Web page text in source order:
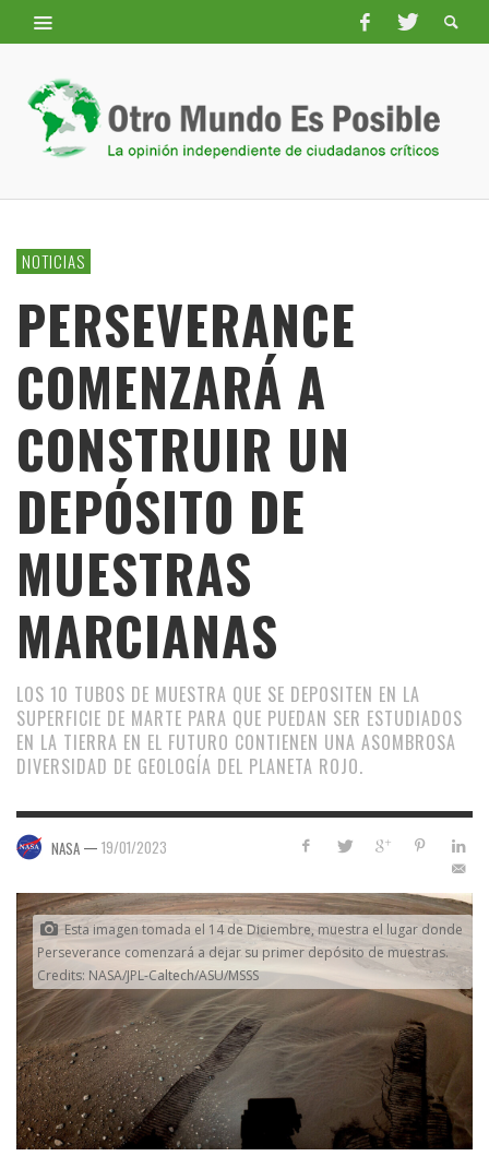
NOTICIAS
PERSEVERANCE
COMENZARÁ A
CONSTRUIR UN
DEPÓSITO DE
MUESTRAS
MARCIANAS
LOS 10 TUBOS DE MUESTRA QUE SE DEPOSITEN EN LA
SUPERFICIE DE MARTE PARA QUE PUEDAN SER ESTUDIADOS
EN LA TIERRA EN EL FUTURO CONTIENEN UNA ASOMBROSA
DIVERSIDAD DE GEOLOGÍA DEL PLANETA ROJO.
NASA — 19/01/2023
Esta imagen tomada el 14 de Diciembre, muestra el lugar donde
Perseverance comenzará a dejar su primer depósito de muestras.
Credits: NASA/JPL-Caltech/ASU/MSSS